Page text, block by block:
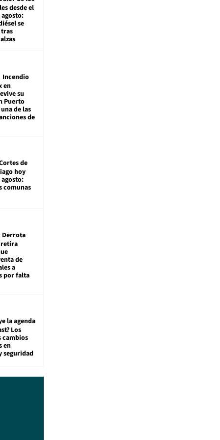
desde el
agosto:
se
Incendio
en
su
Puerto
de las
de
de
hoy
agosto:
comunas
Derrota
de
a
por falta
la agenda
Los
cambios
en
seguridad